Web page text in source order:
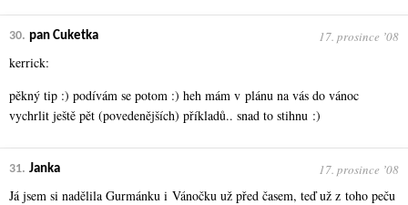
30. pan Cuketka 17. prosince ʼ08
kerrick:
pěkný tip :) podívám se potom :) heh mám v plánu na vás do vánoc
vychrlit ještě pět (povedenějších) příkladů.. snad to stihnu :)
31. Janka 17. prosince ʼ08
Já jsem si nadělila Gurmánku i Vánočku už před časem, teď už z toho peču